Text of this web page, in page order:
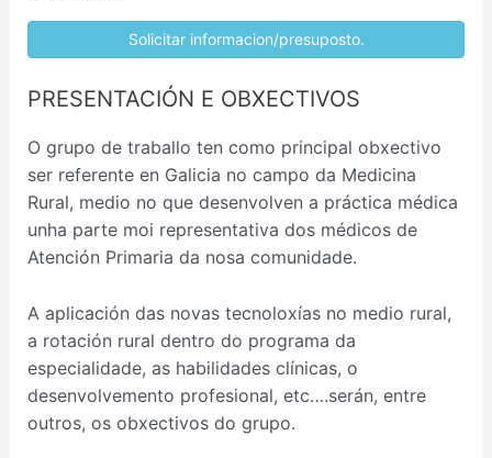
Solicitar informacion/presuposto.
PRESENTACIÓN E OBXECTIVOS
O grupo de traballo ten como principal obxectivo
ser referente en Galicia no campo da Medicina
Rural, medio no que desenvolven a práctica médica
unha parte moi representativa dos médicos de
Atención Primaria da nosa comunidade.
A aplicación das novas tecnoloxías no medio rural,
a rotación rural dentro do programa da
especialidade, as habilidades clínicas, o
desenvolvemento profesional, etc….serán, entre
outros, os obxectivos do grupo.